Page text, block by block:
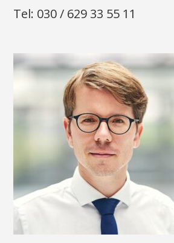
Tel: 030 / 629 33 55 11